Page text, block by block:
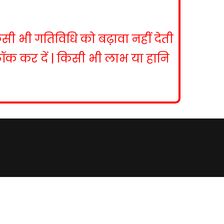
भी गतिविधि को बढ़ावा नहीं देती
कर दें | किसी भी लाभ या हानि